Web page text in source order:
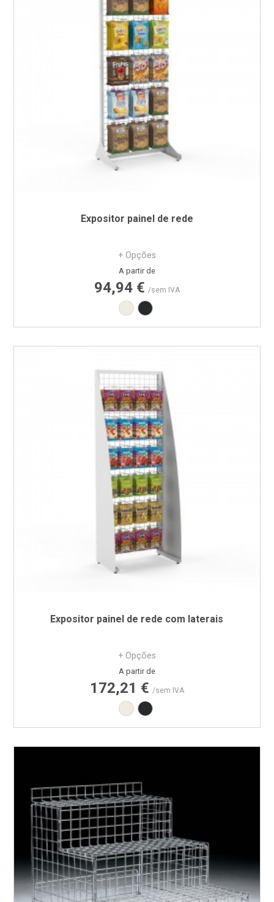
Expositor painel de rede
+ Opções
Preço
A partir de
94,94 € /sem IVA
Branco RAL9010
Preto RAL9005
Expositor painel de rede com laterais
+ Opções
Preço
A partir de
172,21 € /sem IVA
Branco RAL9010
Preto RAL9005